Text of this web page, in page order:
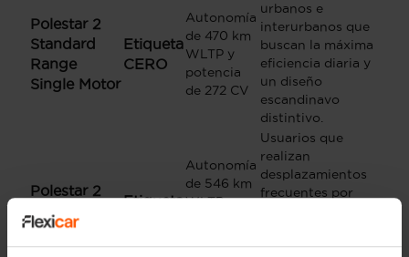
Polestar 2
Standard
Range
Single Motor
Etiqueta
CERO
Autonomía
de 470 km
WLTP y
potencia
de 272 CV
urbanos e
interurbanos que
buscan la máxima
eficiencia diaria y
un diseño
escandinavo
distintivo.
Polestar 2
Long Range
Single Motor
Etiqueta
Autonomía
de 546 km
WLTP y
Usuarios que
realizan
desplazamientos
frecuentes por
rango de batería y